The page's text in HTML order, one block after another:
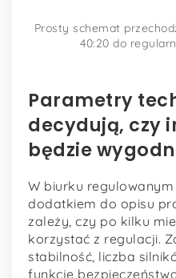
Prosty schemat
40:20 do
Parametry
decydują, czy
będzie
W biurku
dodatkiem do opisu
zależy, czy po kilku
korzystać z regulacji.
stabilność, liczba
funkcje